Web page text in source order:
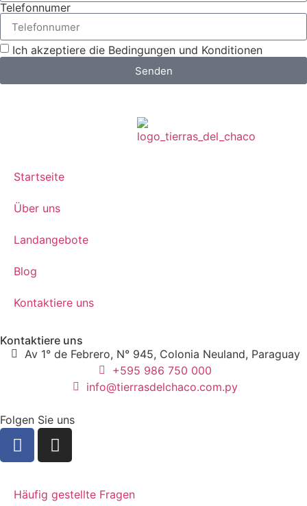
Telefonnumer
Ich akzeptiere die Bedingungen und Konditionen
Senden
Startseite
Über uns
Landangebote
Blog
Kontaktiere uns
Kontaktiere uns
Av 1° de Febrero, N° 945, Colonia Neuland, Paraguay
+595 986 750 000
info@tierrasdelchaco.com.py
Folgen Sie uns
Häufig gestellte Fragen